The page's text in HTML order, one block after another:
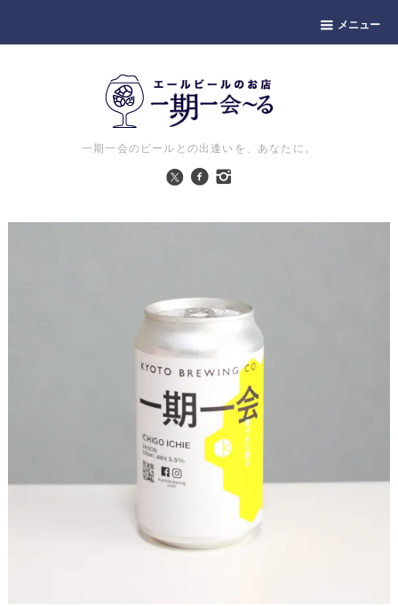
メニュー
一期一会のビールとの出逢いを、あなたに。